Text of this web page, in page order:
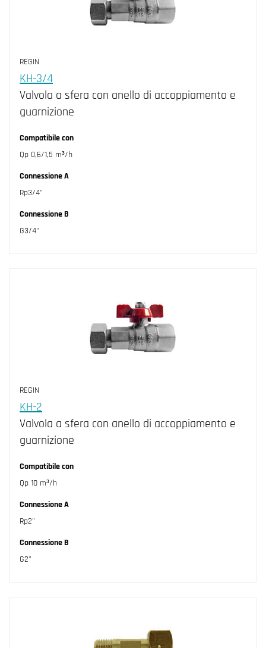
REGIN
KH-3/4
Valvola a sfera con anello di accoppiamento e
guarnizione
Compatibile con
Qp 0,6/1,5 m³/h
Connessione A
Rp3/4"
Connessione B
G3/4"
REGIN
KH-2
Valvola a sfera con anello di accoppiamento e
guarnizione
Compatibile con
Qp 10 m³/h
Connessione A
Rp2"
Connessione B
G2"